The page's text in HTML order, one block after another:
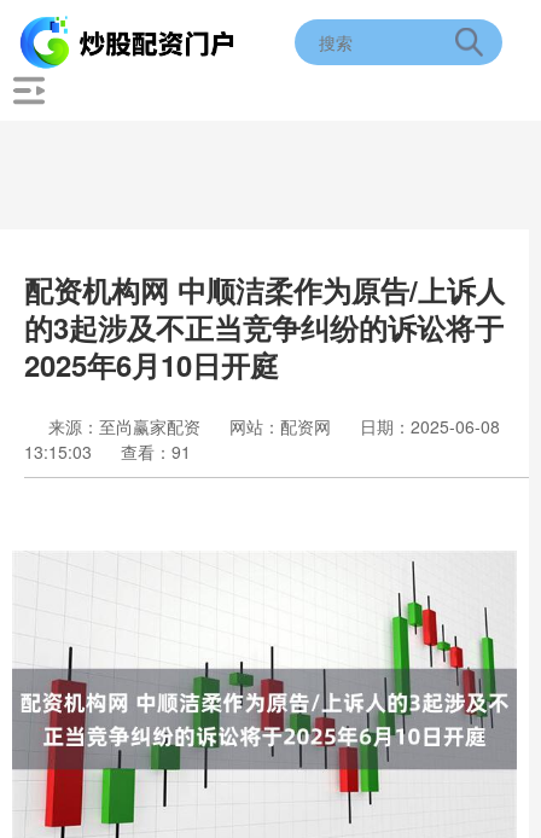
配资机构网 中顺洁柔作为原告/上诉人
的3起涉及不正当竞争纠纷的诉讼将于
2025年6月10日开庭
来源：至尚赢家配资 网站：配资网
日期：2025-06-08
13:15:03
查看：91